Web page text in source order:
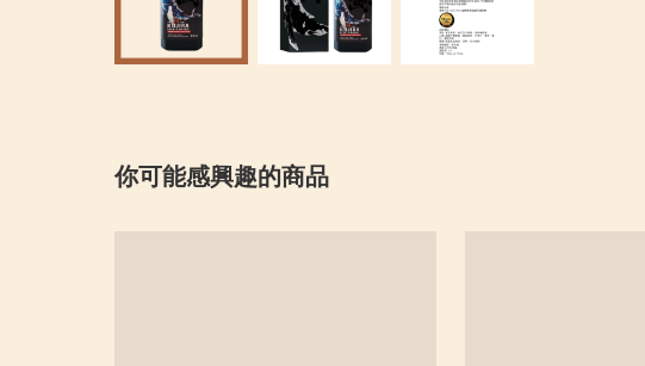
你可能感興趣的商品